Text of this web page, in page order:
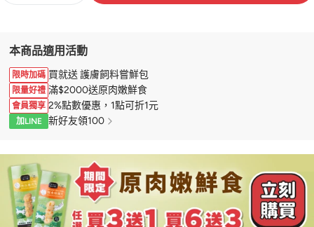
本商品適用活動
限時加碼 買就送 護膚飼料嘗鮮包
限量好禮 滿$2000送原肉嫩鮮食
會員獨享 2%點數優惠，1點可折1元
加LINE 新好友領100